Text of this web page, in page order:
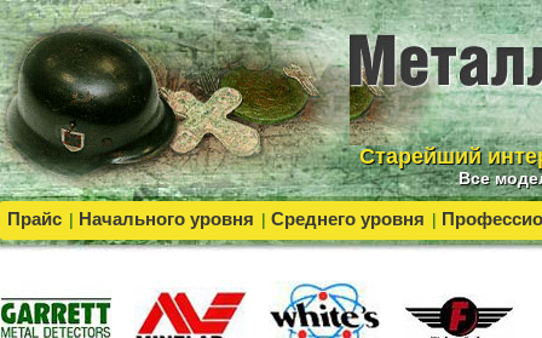
Cтарейший
Все
Прайс | Начального уровня | Среднего уровня |